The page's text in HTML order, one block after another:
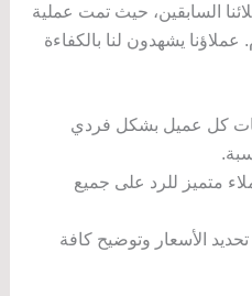
السابقين، حيث تمت عملية
عملاؤنا يشهدون لنا بالكفاءة
كل عميل بشكل فردي
متميز للرد على جميع
الأسعار وتوضيح كافة